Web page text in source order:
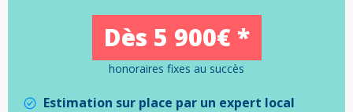
Dès 5 900€ *
honoraires fixes au succès
Estimation sur place par un expert local